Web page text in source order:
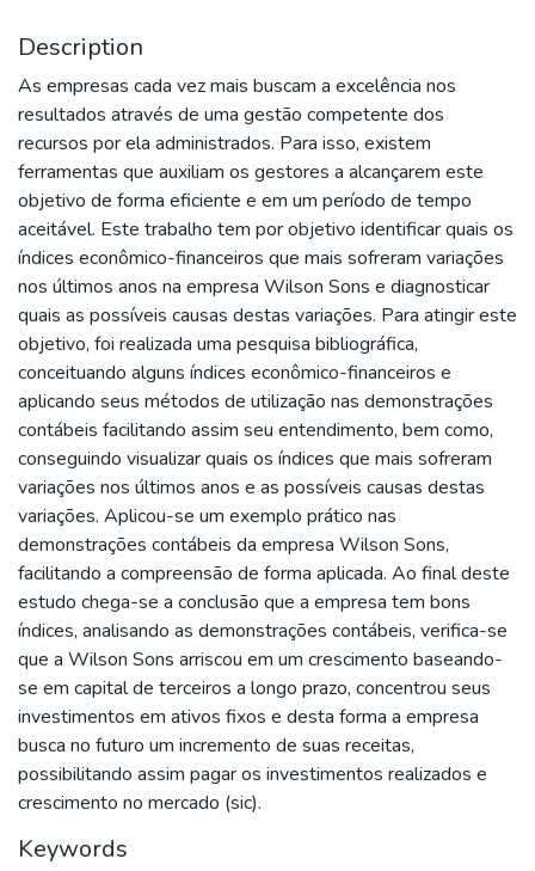
Description
As empresas cada vez mais buscam a excelência nos
resultados através de uma gestão competente dos
recursos por ela administrados. Para isso, existem
ferramentas que auxiliam os gestores a alcançarem este
objetivo de forma eficiente e em um período de tempo
aceitável. Este trabalho tem por objetivo identificar quais os
índices econômico-financeiros que mais sofreram variações
nos últimos anos na empresa Wilson Sons e diagnosticar
quais as possíveis causas destas variações. Para atingir este
objetivo, foi realizada uma pesquisa bibliográfica,
conceituando alguns índices econômico-financeiros e
aplicando seus métodos de utilização nas demonstrações
contábeis facilitando assim seu entendimento, bem como,
conseguindo visualizar quais os índices que mais sofreram
variações nos últimos anos e as possíveis causas destas
variações. Aplicou-se um exemplo prático nas
demonstrações contábeis da empresa Wilson Sons,
facilitando a compreensão de forma aplicada. Ao final deste
estudo chega-se a conclusão que a empresa tem bons
índices, analisando as demonstrações contábeis, verifica-se
que a Wilson Sons arriscou em um crescimento baseando-
se em capital de terceiros a longo prazo, concentrou seus
investimentos em ativos fixos e desta forma a empresa
busca no futuro um incremento de suas receitas,
possibilitando assim pagar os investimentos realizados e
crescimento no mercado (sic).
Keywords